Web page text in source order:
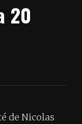
20
de Nicolas